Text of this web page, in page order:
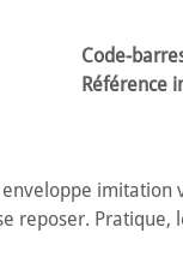
Code-
Référence
imitation
reposer. Pratique,